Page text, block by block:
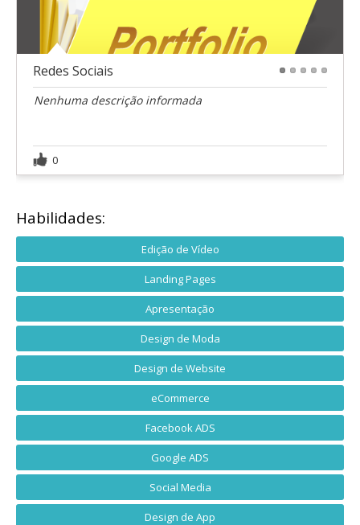
Redes Sociais
Nenhuma descrição informada
0
Habilidades:
Edição de Vídeo
Landing Pages
Apresentação
Design de Moda
Design de Website
eCommerce
Facebook ADS
Google ADS
Social Media
Design de App